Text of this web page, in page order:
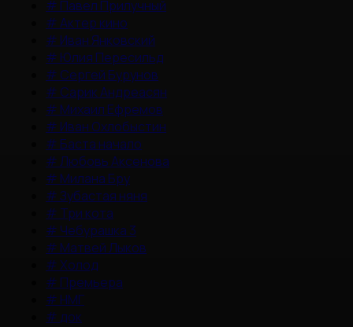
# Павел Прилучный
#Актер кино
# Иван Янковский
# Юлия Пересильд
# Сергей Бурунов
# Сарик Андреасян
# Михаил Ефремов
# Иван Охлобыстин
# Баста начало
#Любовь Аксенова
# Милана Бру
#Зубастая няня
# Три кота
# Чебурашка 3
# Матвей Лыков
#Холод
# Премьера
# НМГ
# док